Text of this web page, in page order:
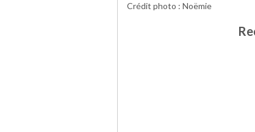
Crédit photo : Noëmie